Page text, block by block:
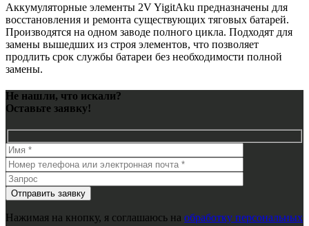
Аккумуляторные элементы 2V YigitAku предназначены для
восстановления и ремонта существующих тяговых батарей.
Производятся на одном заводе полного цикла. Подходят для
замены вышедших из строя элементов, что позволяет
продлить срок службы батареи без необходимости полной
замены.
Не нашли, что искали?
Оставьте заявку!
Нажимая на кнопку, я соглашаюсь на обработку персональных